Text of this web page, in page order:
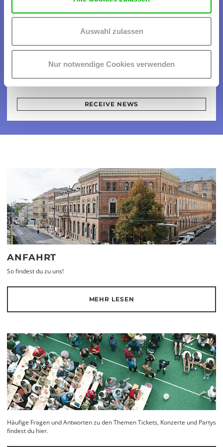
Auswahl zulassen
Nur notwendige Cookies verwenden
WUK NEWSLETTER
Der WUK Newsletter informiert dich regelmäßig über aktuelle
Konzerte, Workshops und andere interessante Veranstaltungen.
RECEIVE NEWS
ANFAHRT
So findest du zu uns!
MEHR LESEN
Häufige Fragen und Antworten zu den Themen Tickets, Konzerte und Partys
findest du hier.